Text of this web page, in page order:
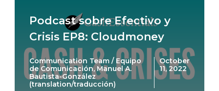
Podcast sobre Efectivo y
Crisis EP8: Cloudmoney
Communication Team / Equipo
de Comunicación, Manuel A.
Bautista-González
(translation/traducción)
October
11, 2022